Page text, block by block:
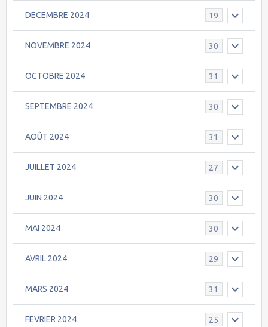
DECEMBRE 2024 19
NOVEMBRE 2024 30
OCTOBRE 2024 31
SEPTEMBRE 2024 30
AOÛT 2024 31
JUILLET 2024 27
JUIN 2024 30
MAI 2024 30
AVRIL 2024 29
MARS 2024 31
FEVRIER 2024 25